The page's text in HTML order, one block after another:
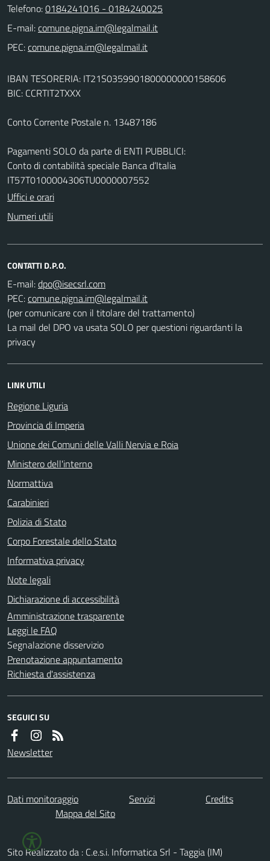
Telefono:0184241016 - 0184240025
E-mail:
PEC:
IBAN TESORERIA: IT21S0359901800000000158606
BIC: CCRTIT2TXXX
Conto Corrente Postale n. 13487186
Pagamenti SOLO da parte di ENTI PUBBLICI:
Conto di contabilità speciale Banca d’Italia
IT57T0100004306TU0000007552
Uffici e orari
Numeri utili
CONTATTI D.P.O.
E-mail:
PEC:
(per comunicare con il titolare del trattamento)
La mail del DPO va usata SOLO per questioni riguardanti la
privacy
LINK UTILI
Regione Liguria
Provincia di Imperia
Unione dei Comuni delle Valli Nervia e Roia
Ministero dell'interno
Normattiva
Carabinieri
Polizia di Stato
Corpo Forestale dello Stato
Informativa privacy
Note legali
Dichiarazione di accessibilità
Amministrazione trasparente
Leggi le FAQ
Segnalazione disservizio
Prenotazione appuntamento
Richiesta d'assistenza
SEGUICI SU
Newsletter
Dati monitoraggio Servizi
Credits
Mappa del Sito
Sito Realizzato da : C.e.s.i. Informatica Srl - Taggia (IM)